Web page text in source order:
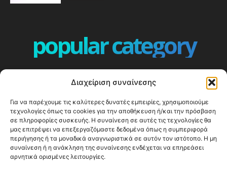
Διαχείριση συναίνεσης
Για να παρέχουμε τις καλύτερες δυνατές εμπειρίες, χρησιμοποιούμε
τεχνολογίες όπως τα cookies για την αποθήκευση ή/και την πρόσβαση
σε πληροφορίες συσκευής. Η συναίνεση σε αυτές τις τεχνολογίες θα
μας επιτρέψει να επεξεργαζόμαστε δεδομένα όπως η συμπεριφορά
περιήγησης ή τα μοναδικά αναγνωριστικά σε αυτόν τον ιστότοπο. Η μη
συναίνεση ή η ανάκληση της συναίνεσης ενδέχεται να επηρεάσει
αρνητικά ορισμένες λειτουργίες.
popular category
360
ΕΥΡΩΠΗ
332
ΚΟΣΜΟΣ - WORLD
328
Top10
303
Cool spots